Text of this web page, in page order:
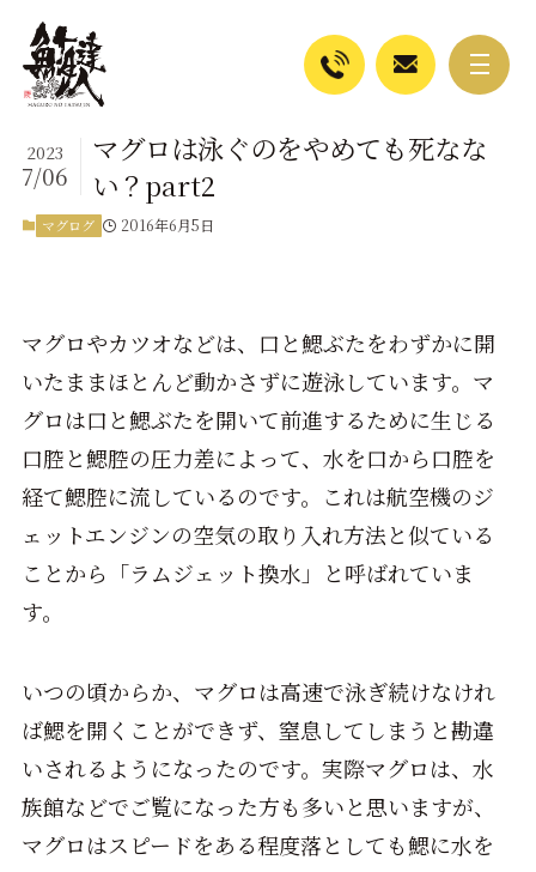
マグロは泳ぐのをやめても死なな
い？part2
2023
7/06
マグログ 2016年6月5日
マグロやカツオなどは、口と鰓ぶたをわずかに開
いたままほとんど動かさずに遊泳しています。マ
グロは口と鰓ぶたを開いて前進するために生じる
口腔と鰓腔の圧力差によって、水を口から口腔を
経て鰓腔に流しているのです。これは航空機のジ
ェットエンジンの空気の取り入れ方法と似ている
ことから「ラムジェット換水」と呼ばれていま
す。
いつの頃からか、マグロは高速で泳ぎ続けなけれ
ば鰓を開くことができず、窒息してしまうと勘違
いされるようになったのです。実際マグロは、水
族館などでご覧になった方も多いと思いますが、
マグロはスピードをある程度落としても鰓に水を